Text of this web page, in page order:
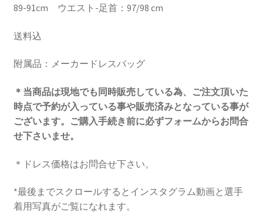
89-91cm ウエスト-足首：97/98 cm
送料込
附属品：メーカードレスバッグ
＊当商品は現地でも同時販売している為、ご注文頂いた
時点で予約が入っている事や販売済みとなっている事が
ございます。 ご購入手続き前に必ずフォームからお問合
せ下さいませ。
＊ドレス価格はお問合せ下さい。
*最後までスクロールするとインスタグラム動画と選手
着用写真がご覧になれます。